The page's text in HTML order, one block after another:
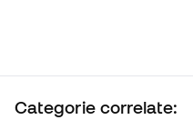
Categorie correlate: